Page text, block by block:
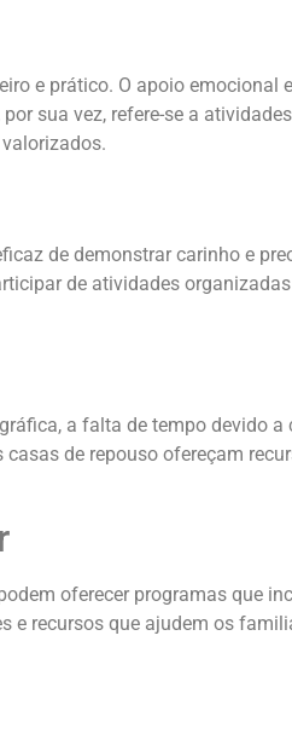
e prático. O apoio emocional
sua vez, refere-se a
de demonstrar carinho e
de atividades
a falta de tempo devido
de repouso ofereçam
oferecer programas que
recursos que ajudem os